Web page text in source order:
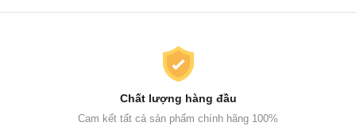
Chất lượng hàng đầu
Cam kết tất cả sản phẩm chính hãng 100%